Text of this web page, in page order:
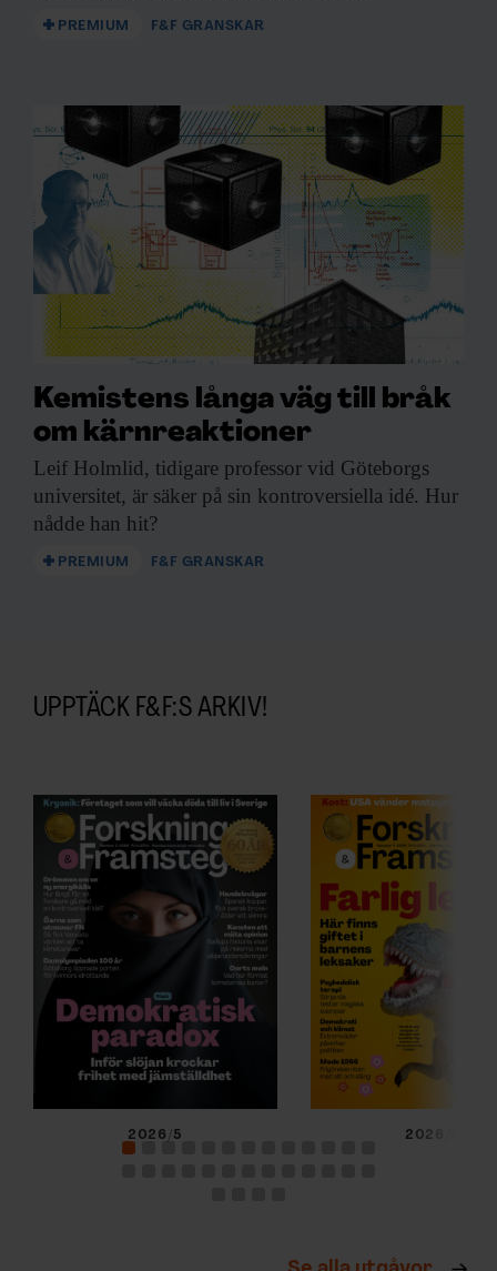
PREMIUM F&F GRANSKAR
Kemistens långa väg till bråk
om kärnreaktioner
Leif Holmlid, tidigare professor vid Göteborgs
universitet, är säker på sin kontroversiella idé. Hur
nådde han hit?
PREMIUM F&F GRANSKAR
UPPTÄCK F&F:S ARKIV!
2026/5 2026/4